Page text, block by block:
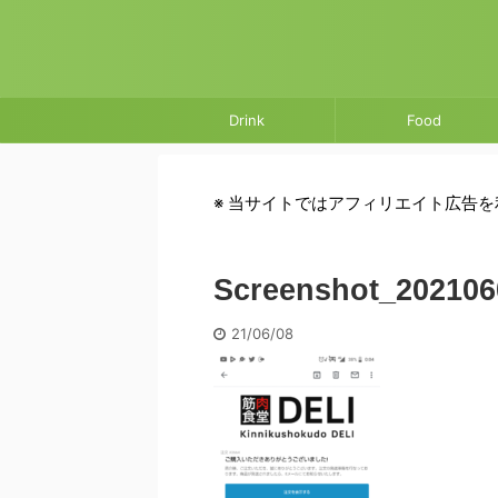
Drink Food
※ 当サイトではアフィリエイト広告
21/06/08